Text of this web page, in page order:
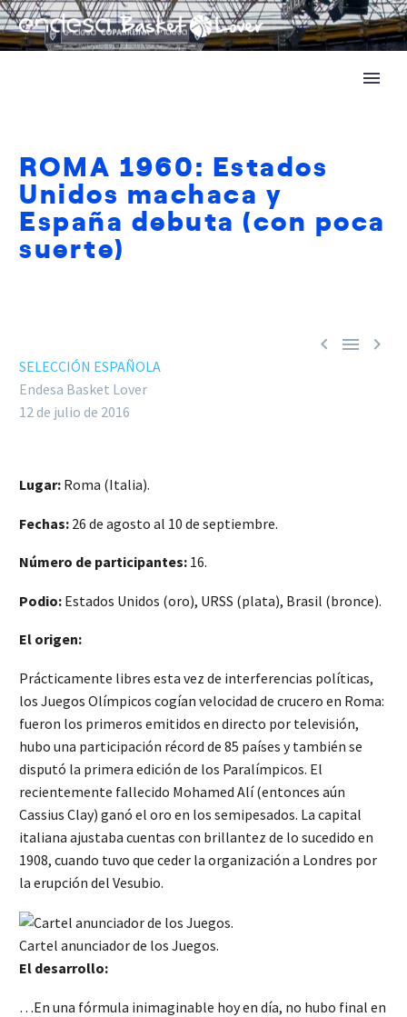
ROMA 1960: Estados
Unidos machaca y
España debuta (con poca
suerte)
  
SELECCIÓN ESPAÑOLA
Endesa Basket Lover
12 de julio de 2016
Lugar: Roma (Italia).
Fechas: 26 de agosto al 10 de septiembre.
Número de participantes: 16.
Podio: Estados Unidos (oro), URSS (plata), Brasil (bronce).
El origen:
Prácticamente libres esta vez de interferencias políticas,
los Juegos Olímpicos cogían velocidad de crucero en Roma:
fueron los primeros emitidos en directo por televisión,
hubo una participación récord de 85 países y también se
disputó la primera edición de los Paralímpicos. El
recientemente fallecido Mohamed Alí (entonces aún
Cassius Clay) ganó el oro en los semipesados. La capital
italiana ajustaba cuentas con brillantez de lo sucedido en
1908, cuando tuvo que ceder la organización a Londres por
la erupción del Vesubio.
Cartel anunciador de los Juegos.
El desarrollo:
…En una fórmula inimaginable hoy en día, no hubo final en